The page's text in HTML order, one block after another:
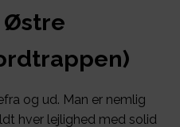
Østre
og ud. Man er nemlig
hver lejlighed med solid